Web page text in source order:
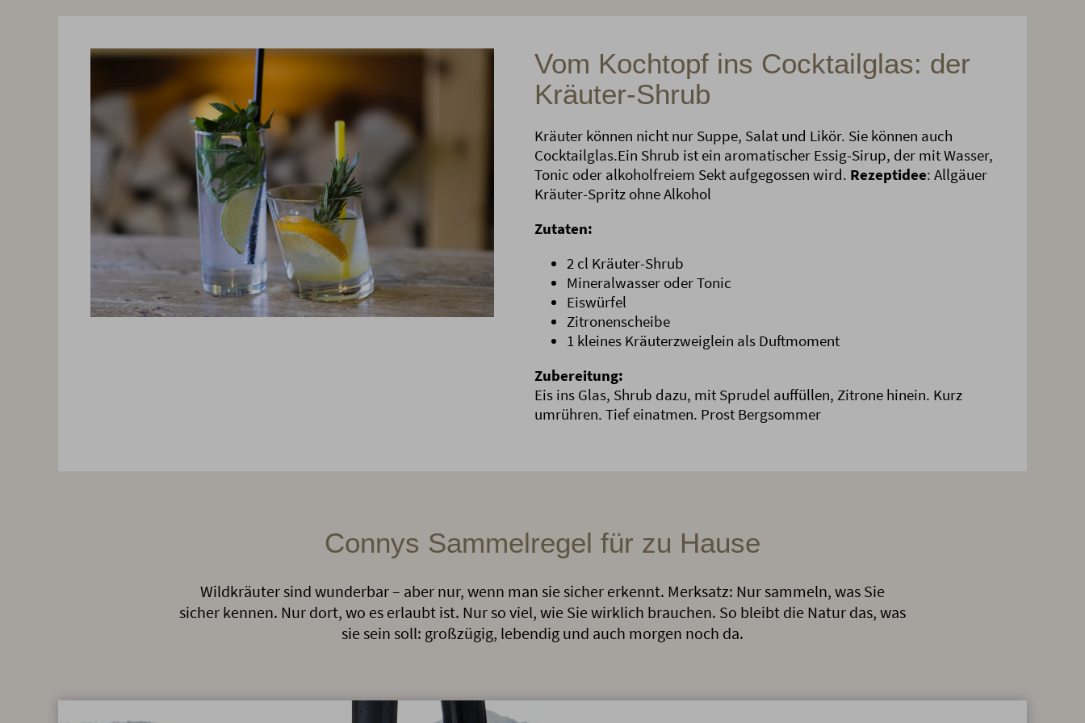
Vom Kochtopf ins Cocktailglas: der
Kräuter-Shrub
Kräuter können nicht nur Suppe, Salat und Likör. Sie können auch
Cocktailglas.Ein Shrub ist ein aromatischer Essig-Sirup, der mit Wasser,
Tonic oder alkoholfreiem Sekt aufgegossen wird. Rezeptidee: Allgäuer
Kräuter-Spritz ohne Alkohol
Zutaten:
2 cl Kräuter-Shrub
Mineralwasser oder Tonic
Eiswürfel
Zitronenscheibe
1 kleines Kräuterzweiglein als Duftmoment
Zubereitung:
Eis ins Glas, Shrub dazu, mit Sprudel auffüllen, Zitrone hinein. Kurz
umrühren. Tief einatmen. Prost Bergsommer
Connys Sammelregel für zu Hause
Wildkräuter sind wunderbar – aber nur, wenn man sie sicher erkennt. Merksatz: Nur sammeln, was Sie
sicher kennen. Nur dort, wo es erlaubt ist. Nur so viel, wie Sie wirklich brauchen. So bleibt die Natur das, was
sie sein soll: großzügig, lebendig und auch morgen noch da.